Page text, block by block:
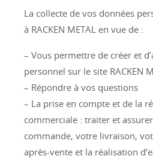
La collecte de vos données
à RACKEN METAL en vue de :
– Vous permettre de créer et
personnel sur le site RACKEN
– Répondre à vos questions
– La prise en compte et de la
commerciale : traiter et
commande, votre livraison,
après-vente et la réalisation